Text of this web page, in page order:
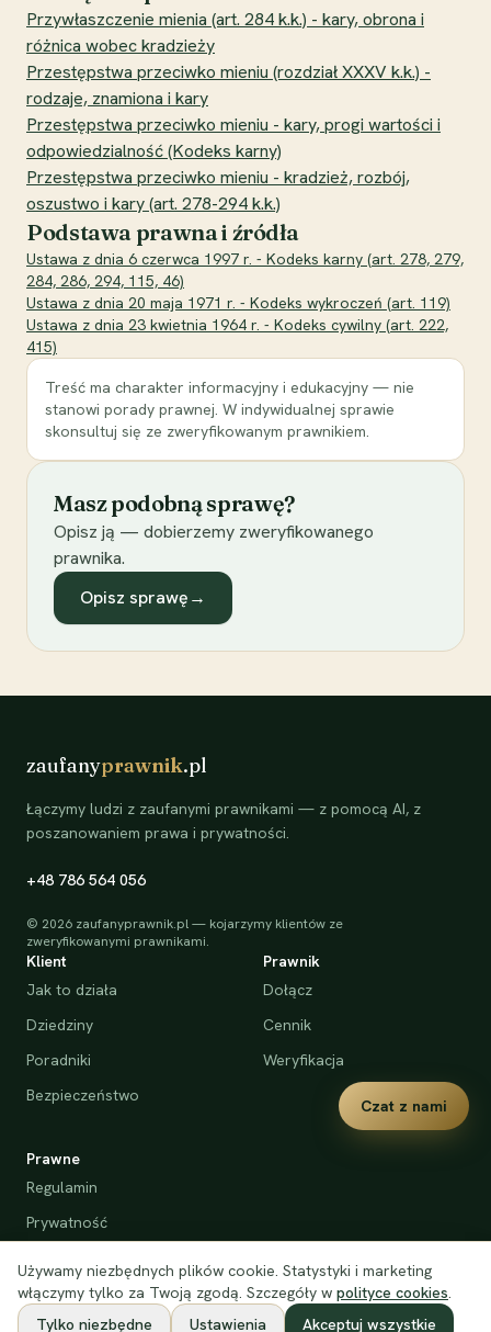
Przywłaszczenie mienia (art. 284 k.k.) - kary, obrona i
różnica wobec kradzieży
Przestępstwa przeciwko mieniu (rozdział XXXV k.k.) -
rodzaje, znamiona i kary
Przestępstwa przeciwko mieniu - kary, progi wartości i
odpowiedzialność (Kodeks karny)
Przestępstwa przeciwko mieniu - kradzież, rozbój,
oszustwo i kary (art. 278-294 k.k.)
Podstawa prawna i źródła
Ustawa z dnia 6 czerwca 1997 r. - Kodeks karny (art. 278, 279,
284, 286, 294, 115, 46)
Ustawa z dnia 20 maja 1971 r. - Kodeks wykroczeń (art. 119)
Ustawa z dnia 23 kwietnia 1964 r. - Kodeks cywilny (art. 222,
415)
Treść ma charakter informacyjny i edukacyjny — nie
stanowi porady prawnej. W indywidualnej sprawie
skonsultuj się ze zweryfikowanym prawnikiem.
Masz podobną sprawę?
Opisz ją — dobierzemy zweryfikowanego
prawnika.
Opisz sprawę→
zaufanyprawnik.pl
Łączymy ludzi z zaufanymi prawnikami — z pomocą AI, z
poszanowaniem prawa i prywatności.
+48 786 564 056
© 2026 zaufanyprawnik.pl — kojarzymy klientów ze
zweryfikowanymi prawnikami.
Klient
Jak to działa
Dziedziny
Poradniki
Bezpieczeństwo
Prawnik
Dołącz
Cennik
Weryfikacja
Prawne
Regulamin
Prywatność
Deklaracja dostępności
Czat z nami
Używamy niezbędnych plików cookie. Statystyki i marketing
włączymy tylko za Twoją zgodą. Szczegóły w polityce cookies.
Tylko niezbędne
Ustawienia Akceptuj wszystkie